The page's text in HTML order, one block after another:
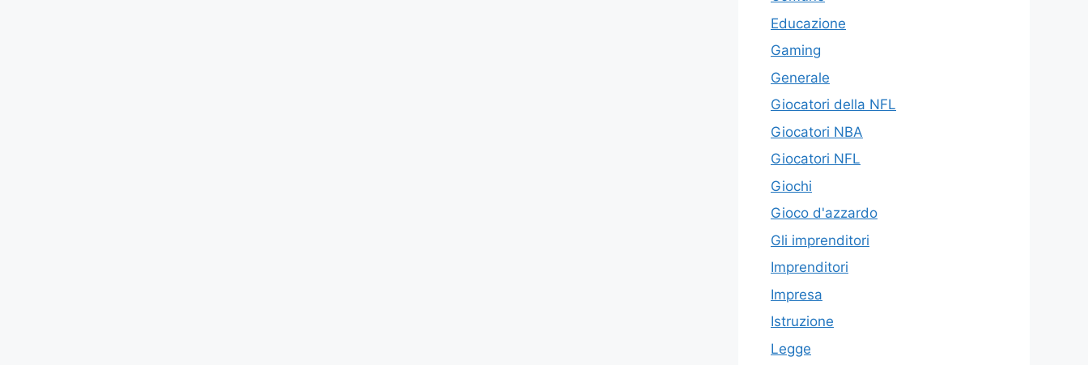
Educazione
Gaming
Generale
Giocatori della NFL
Giocatori NBA
Giocatori NFL
Giochi
Gioco d'azzardo
Gli imprenditori
Imprenditori
Impresa
Istruzione
Legge